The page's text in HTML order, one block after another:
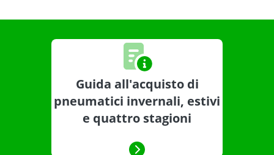
Guida all'acquisto di
pneumatici invernali, estivi
e quattro stagioni